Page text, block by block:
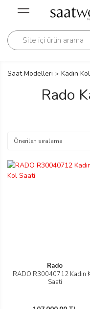
Geri
Polo Club
Geri
Polo Club
Saat Modelleri Kadın
Rado
Rado
RADO R30040712 Kadın
Saati